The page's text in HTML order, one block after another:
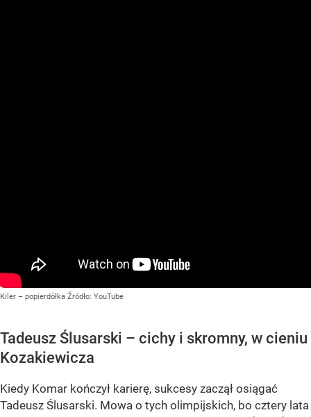
Kiler – popierdółka Źródło: YouTube
Tadeusz Ślusarski – cichy i skromny, w cieniu
Kozakiewicza
Kiedy Komar kończył karierę, sukcesy zaczął osiągać
Tadeusz Ślusarski. Mowa o tych olimpijskich, bo cztery lata